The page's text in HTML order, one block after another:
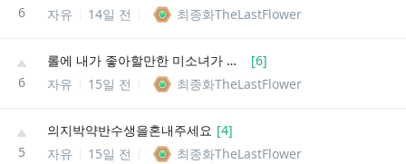
6
자유
14일 전 최종화TheLastFlower
6
롤에 내가 좋아할만한 미소녀가 없음... [6]
자유
15일 전 최종화TheLastFlower
5
의지박약반수생을혼내주세요 [4]
자유
15일 전 최종화TheLastFlower